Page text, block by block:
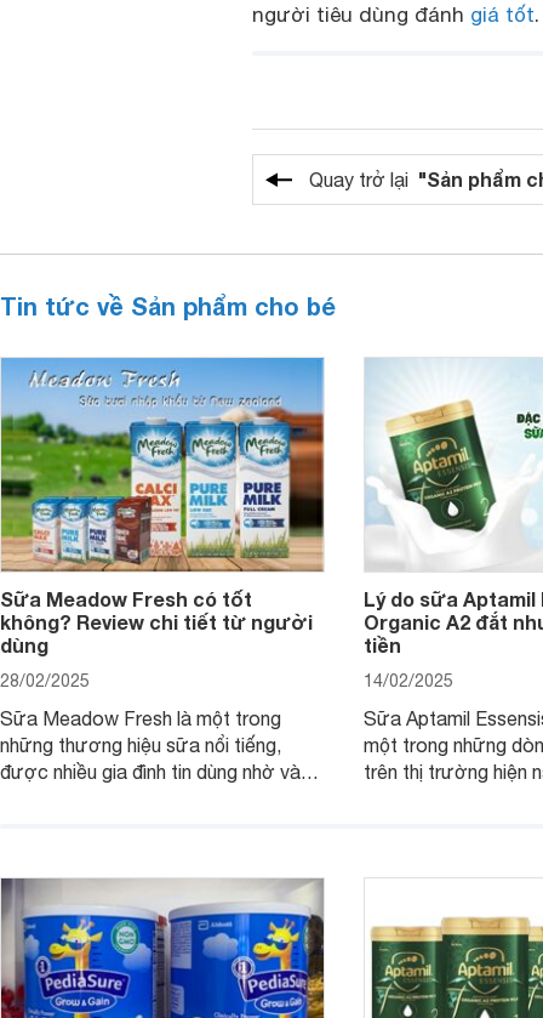
người tiêu dùng đánh giá tốt.
Quay trở lại "Sản phẩm
Tin tức về Sản phẩm cho bé
Sữa Meadow Fresh có tốt
không? Review chi tiết từ người
dùng
28/02/2025
Sữa Meadow Fresh là một trong
những thương hiệu sữa nổi tiếng,
được nhiều gia đình tin dùng nhờ vào
dưỡng có gì đặc biệt? Giá sữa
Meadow Fresh trên thị trường hiện
nay ra sao? Hãy cùng tìm hiểu ngay.
Lý do sữa Aptamil
Organic A2 đắt
tiền
14/02/2025
Sữa Aptamil
một trong những
trên thị trường hiện
hơn so với các
4 yếu tố sau.